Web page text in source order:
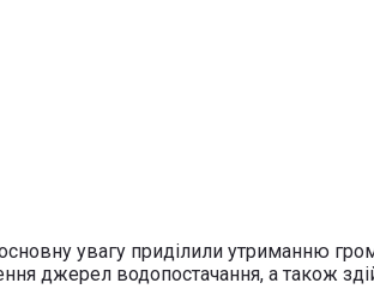
основну увагу приділили утриманню
джерел водопостачання, а також